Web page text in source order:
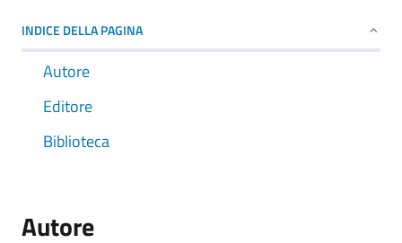
INDICE DELLA PAGINA
Autore
Editore
Biblioteca
Autore